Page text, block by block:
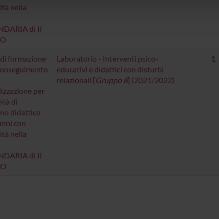
dei loro servizi.
nella
di II
formazione
per
di
didattico
con
nella
di II
Laboratorio - Interventi psico-
educativi e didattici con disturbi
relazionali [Gruppo 8] (2021/2022)
1